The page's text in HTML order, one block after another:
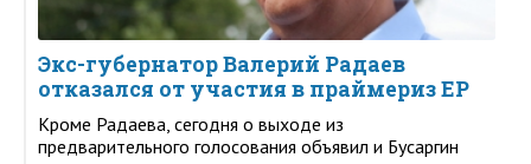
Экс-губернатор Валерий Радаев
отказался от участия в праймериз ЕР
Кроме Радаева, сегодня о выходе из
предварительного голосования объявил и Бусаргин